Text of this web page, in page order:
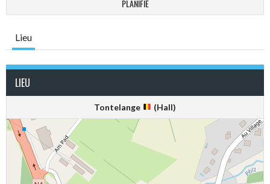
PLANIFIÉ
Lieu
LIEU
Tontelange (Hall)